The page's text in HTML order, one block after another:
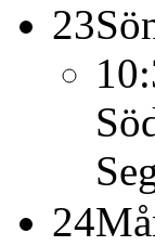
23
24